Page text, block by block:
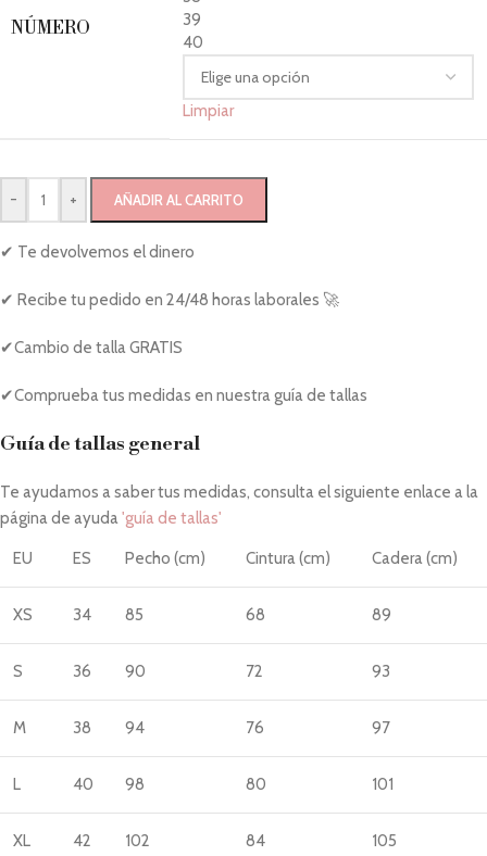
NÚMERO
39
40
Limpiar
- + AÑADIR AL CARRITO
✔ Te devolvemos el dinero
✔ Recibe tu pedido en 24/48 horas laborales 🚀
✔Cambio de talla GRATIS
✔Comprueba tus medidas en nuestra guía de tallas
Guía de tallas general
Te ayudamos a saber tus medidas, consulta el siguiente enlace a la
página de ayuda'guía de tallas'
EU ES Pecho (cm) Cintura (cm) Cadera (cm)
XS 34 85 68 89
S 36 90 72 93
M 38 94 76 97
L 40 98 80 101
XL 42 102 84 105